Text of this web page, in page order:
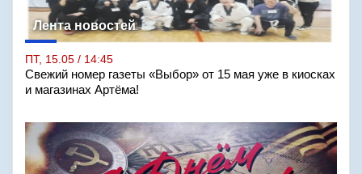
Лента новостей
ПТ, 15.05 / 14:45
Свежий номер газеты «Выбор» от 15 мая уже в киосках
и магазинах Артёма!